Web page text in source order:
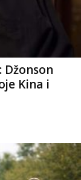
Kina i